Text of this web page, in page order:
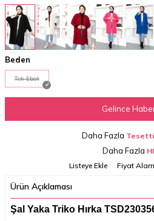
Beden
Tek Ebat
Gelince
Daha Fazla
Daha Fazla
Listeye Ekle
Fiyat
Ürün Açıklaması
Şal Yaka Triko Hırka